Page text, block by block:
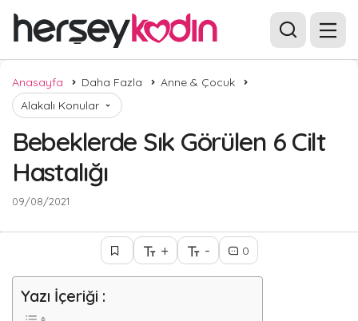
Anasayfa Daha Fazla
Anne & Çocuk
Alakalı Konular
Bebeklerde Sık Görülen 6 Cilt
Hastalığı
09/08/2021
+ - 0
Yazı İçeriği :